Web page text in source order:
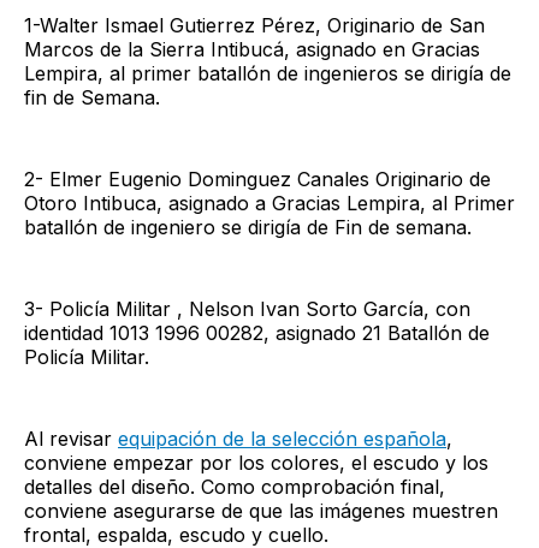
1-Walter Ismael Gutierrez Pérez, Originario de San
Marcos de la Sierra Intibucá, asignado en Gracias
Lempira, al primer batallón de ingenieros se dirigía de
fin de Semana.
2- Elmer Eugenio Dominguez Canales Originario de
Otoro Intibuca, asignado a Gracias Lempira, al Primer
batallón de ingeniero se dirigía de Fin de semana.
3- Policía Militar , Nelson Ivan Sorto García, con
identidad 1013 1996 00282, asignado 21 Batallón de
Policía Militar.
Al revisar equipación de la selección española,
conviene empezar por los colores, el escudo y los
detalles del diseño. Como comprobación final,
conviene asegurarse de que las imágenes muestren
frontal, espalda, escudo y cuello.